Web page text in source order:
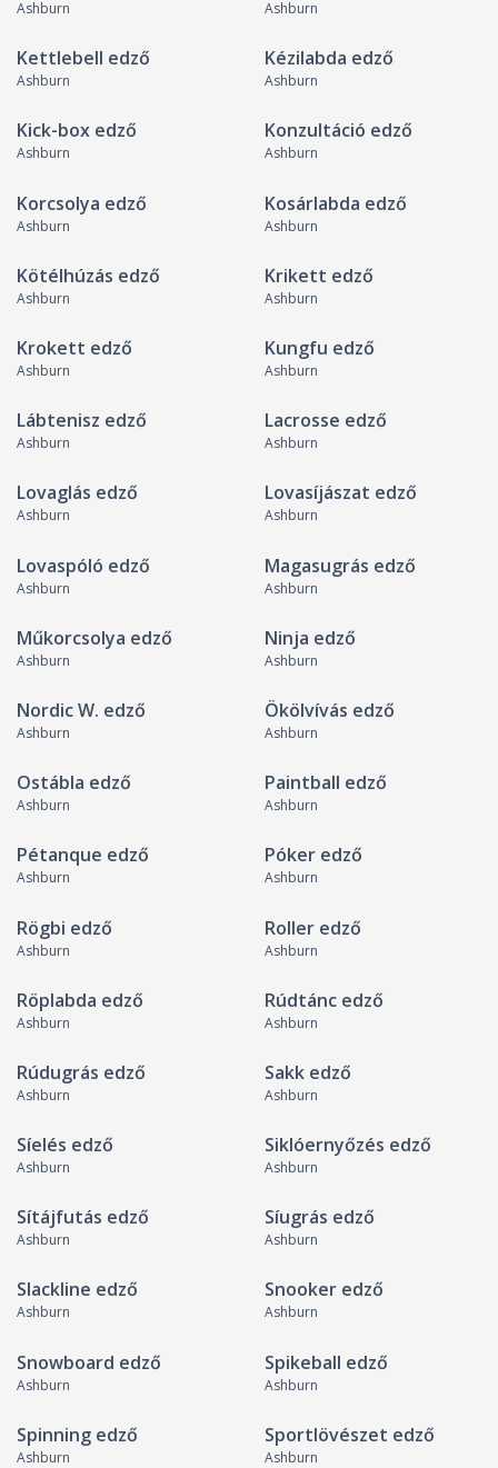
Ashburn Ashburn
Kettlebell edző
Ashburn
Kézilabda edző
Ashburn
Kick-box edző
Ashburn
Konzultáció edző
Ashburn
Korcsolya edző
Ashburn
Kosárlabda edző
Ashburn
Kötélhúzás edző
Ashburn
Krikett edző
Ashburn
Krokett edző
Ashburn
Kungfu edző
Ashburn
Lábtenisz edző
Ashburn
Lacrosse edző
Ashburn
Lovaglás edző
Ashburn
Lovasíjászat edző
Ashburn
Lovaspóló edző
Ashburn
Magasugrás edző
Ashburn
Műkorcsolya edző
Ashburn
Ninja edző
Ashburn
Nordic W. edző
Ashburn
Ökölvívás edző
Ashburn
Ostábla edző
Ashburn
Paintball edző
Ashburn
Pétanque edző
Ashburn
Póker edző
Ashburn
Rögbi edző
Ashburn
Roller edző
Ashburn
Röplabda edző
Ashburn
Rúdtánc edző
Ashburn
Rúdugrás edző
Ashburn
Sakk edző
Ashburn
Síelés edző
Ashburn
Siklóernyőzés edző
Ashburn
Sítájfutás edző
Ashburn
Síugrás edző
Ashburn
Slackline edző
Ashburn
Snooker edző
Ashburn
Snowboard edző
Ashburn
Spikeball edző
Ashburn
Spinning edző
Ashburn
Sportlövészet edző
Ashburn